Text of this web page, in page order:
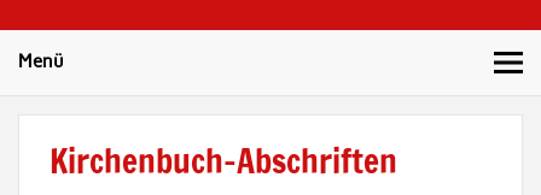
Menü
Kirchenbuch-Abschriften